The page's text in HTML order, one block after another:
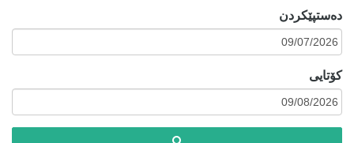
ده‌ستپێكردن
كۆتایی